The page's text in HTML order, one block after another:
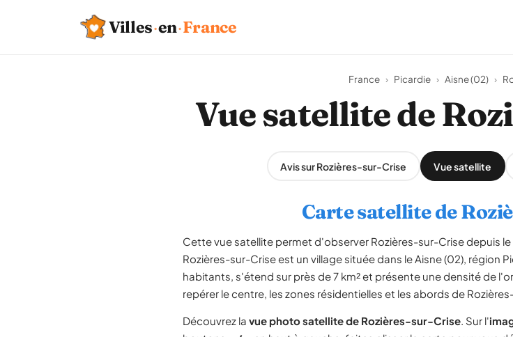
Villes·en·France
France › Picardie › Aisne (02) ›
Vue satellite de
Avis sur Rozières-sur-Crise Vue satellite
Carte satellite de
Cette vue satellite permet d'observer Rozières-sur-Crise depuis
Rozières-sur-Crise est un village située dans le Aisne (02), région
habitants, s'étend sur près de 7 km² et présente une densité de
repérer le centre, les zones résidentielles et les abords de
Découvrez la vue photo satellite de Rozières-sur-Crise. Sur l'